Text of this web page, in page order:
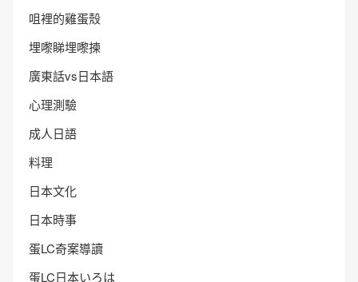
咀裡的雞蛋殼
埋嚟睇埋嚟揀
廣東話vs日本語
心理測驗
成人日語
料理
日本文化
日本時事
蛋LC奇案導讀
蛋LC日本いろは